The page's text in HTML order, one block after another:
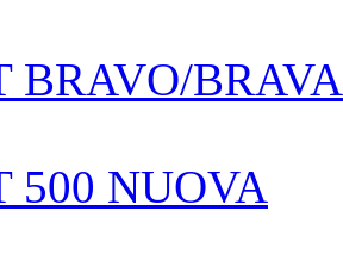
BRAVO/BRAVA
500 NUOVA